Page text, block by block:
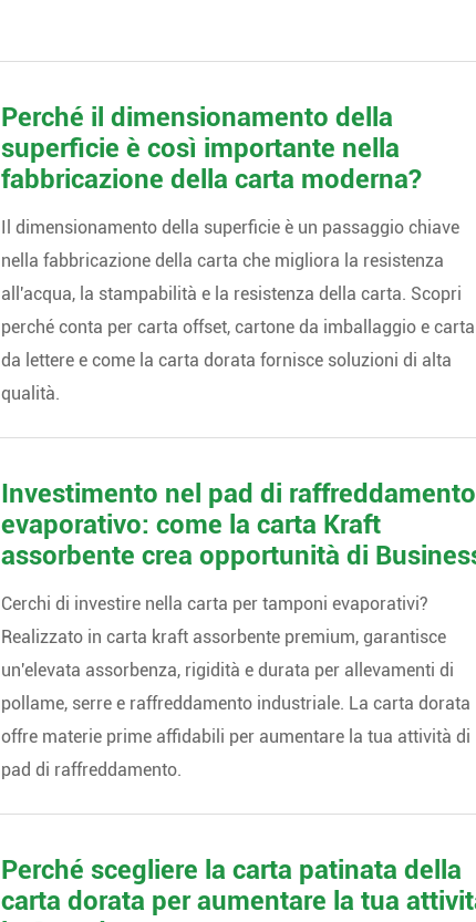
Perché il dimensionamento della
superficie è così importante nella
fabbricazione della carta moderna?
Il dimensionamento della superficie è un passaggio chiave
nella fabbricazione della carta che migliora la resistenza
all'acqua, la stampabilità e la resistenza della carta. Scopri
perché conta per carta offset, cartone da imballaggio e carta
da lettere e come la carta dorata fornisce soluzioni di alta
qualità.
Investimento nel pad di raffreddamento
evaporativo: come la carta Kraft
assorbente crea opportunità di
Cerchi di investire nella carta per tamponi evaporativi?
Realizzato in carta kraft assorbente premium, garantisce
un'elevata assorbenza, rigidità e durata per allevamenti di
pollame, serre e raffreddamento industriale. La carta dorata
offre materie prime affidabili per aumentare la tua attività di
pad di raffreddamento.
Perché scegliere la carta patinata della
carta dorata per aumentare la tua